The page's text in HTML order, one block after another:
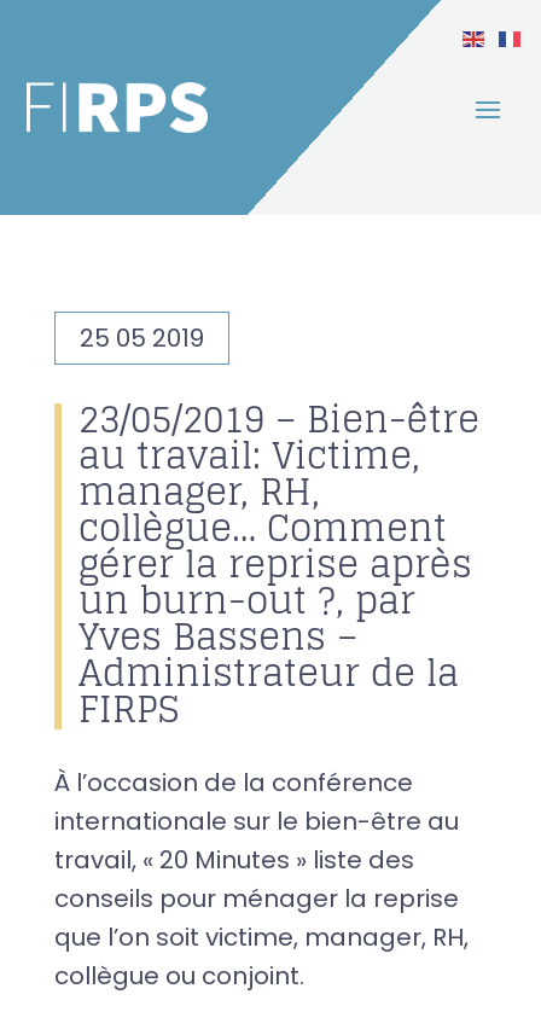
25 05 2019
23/05/2019 – Bien-être
au travail: Victime,
manager, RH,
collègue… Comment
gérer la reprise après
un burn-out ?, par
Yves Bassens –
Administrateur de la
FIRPS
À l’occasion de la conférence
internationale sur le bien-être au
travail, « 20 Minutes » liste des
conseils pour ménager la reprise
que l’on soit victime, manager, RH,
collègue ou conjoint.